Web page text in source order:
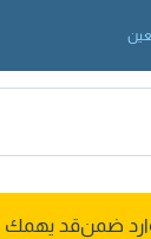
ضمنقد يهمك